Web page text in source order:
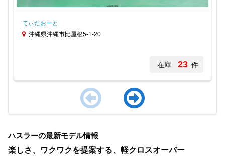
てぃだおーと
沖縄県沖縄市比屋根5-1-20
在庫 23 件
of
4
ハスラーの最新モデル情報
楽しさ、ワクワクを提案する、軽クロスオーバー